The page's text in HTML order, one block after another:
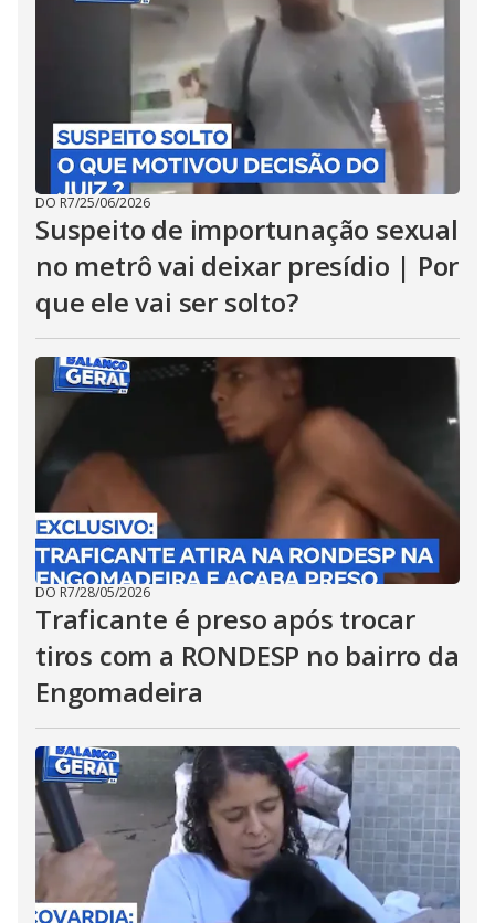
DO R7/25/06/2026
Suspeito de importunação sexual
no metrô vai deixar presídio | Por
que ele vai ser solto?
DO R7/28/05/2026
Traficante é preso após trocar
tiros com a RONDESP no bairro da
Engomadeira